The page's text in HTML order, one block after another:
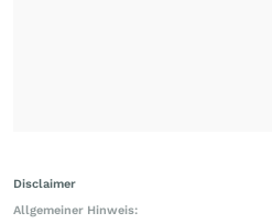
Disclaimer
Allgemeiner Hinweis: